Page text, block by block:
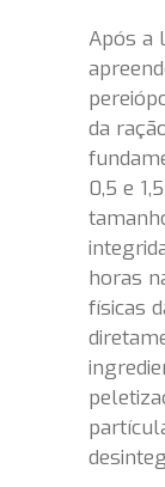
Após a
da
0,5 e
horas
físicas